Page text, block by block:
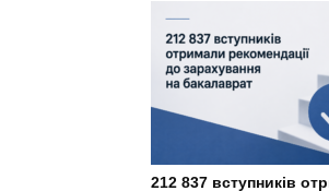
212 837 вступників